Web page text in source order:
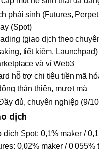
phái sinh (Futures,
(Spot)
(giao dịch theo
tiết kiệm, Launchpad)
và ví Web3
hỗ trợ chi tiêu tiền mã
thân thiện, mượt mà
đủ, chuyên nghiệp (9/
dịch
dịch Spot: 0,1% maker /
0,02% maker / 0,055%